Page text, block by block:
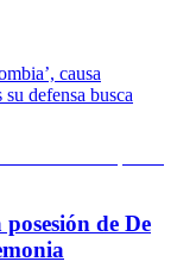
causa
defensa busca
de De